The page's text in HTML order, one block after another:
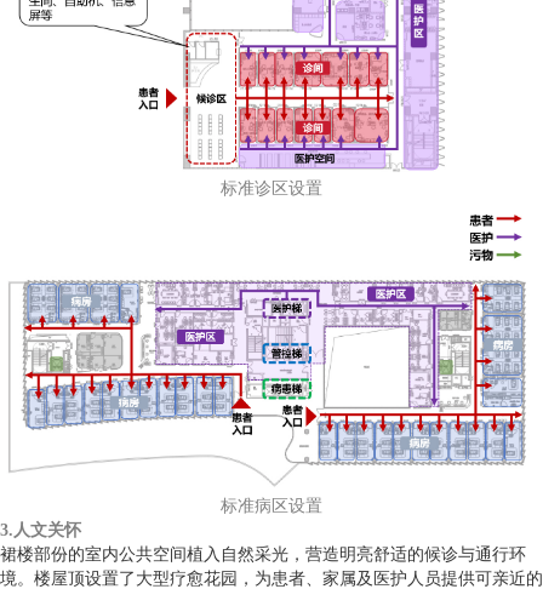
标准诊区设置
标准病区设置
3.人文关怀
裙楼部份的室内公共空间植入自然采光，营造明亮舒适的候诊与通行环
境。楼屋顶设置了大型疗愈花园，为患者、家属及医护人员提供可亲近的